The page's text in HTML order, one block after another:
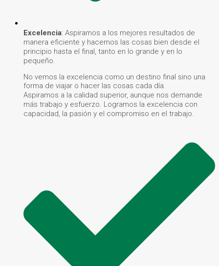
Excelencia: Aspiramos a los mejores resultados de
manera eficiente y hacemos las cosas bien desde el
principio hasta el final, tanto en lo grande y en lo
pequeño.
No vemos la excelencia como un destino final sino una
forma de viajar o hacer las cosas cada día.
Aspiramos a la calidad superior, aunque nos demande
más trabajo y esfuerzo. Logramos la excelencia con
capacidad, la pasión y el compromiso en el trabajo.